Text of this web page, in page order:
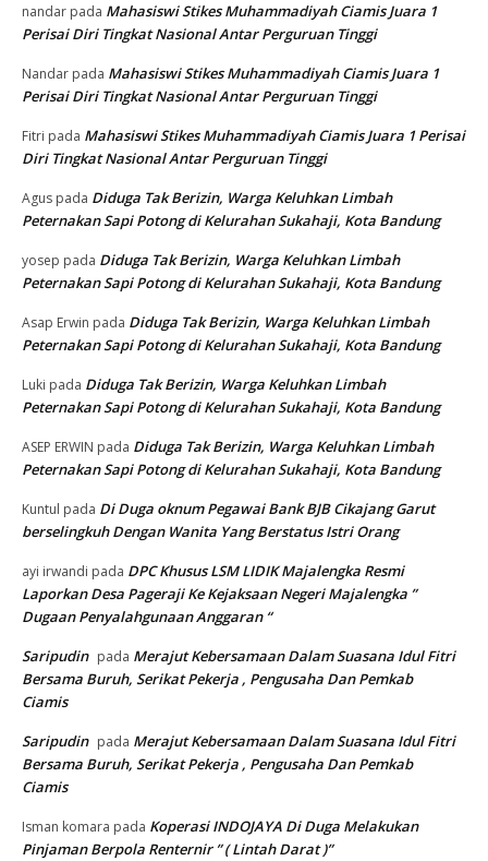
nandar pada Mahasiswi Stikes Muhammadiyah Ciamis Juara 1
Perisai Diri Tingkat Nasional Antar Perguruan Tinggi
Nandar pada Mahasiswi Stikes Muhammadiyah Ciamis Juara 1
Perisai Diri Tingkat Nasional Antar Perguruan Tinggi
Fitri pada Mahasiswi Stikes Muhammadiyah Ciamis Juara 1 Perisai
Diri Tingkat Nasional Antar Perguruan Tinggi
Agus pada Diduga Tak Berizin, Warga Keluhkan Limbah
Peternakan Sapi Potong di Kelurahan Sukahaji, Kota Bandung
yosep pada Diduga Tak Berizin, Warga Keluhkan Limbah
Peternakan Sapi Potong di Kelurahan Sukahaji, Kota Bandung
Asap Erwin pada Diduga Tak Berizin, Warga Keluhkan Limbah
Peternakan Sapi Potong di Kelurahan Sukahaji, Kota Bandung
Luki pada Diduga Tak Berizin, Warga Keluhkan Limbah
Peternakan Sapi Potong di Kelurahan Sukahaji, Kota Bandung
ASEP ERWIN pada Diduga Tak Berizin, Warga Keluhkan Limbah
Peternakan Sapi Potong di Kelurahan Sukahaji, Kota Bandung
Kuntul pada Di Duga oknum Pegawai Bank BJB Cikajang Garut
berselingkuh Dengan Wanita Yang Berstatus Istri Orang
ayi irwandi pada DPC Khusus LSM LIDIK Majalengka Resmi
Laporkan Desa Pageraji Ke Kejaksaan Negeri Majalengka ”
Dugaan Penyalahgunaan Anggaran “
Saripudin pada Merajut Kebersamaan Dalam Suasana Idul Fitri
Bersama Buruh, Serikat Pekerja , Pengusaha Dan Pemkab
Ciamis
Saripudin pada Merajut Kebersamaan Dalam Suasana Idul Fitri
Bersama Buruh, Serikat Pekerja , Pengusaha Dan Pemkab
Ciamis
Isman komara pada Koperasi INDOJAYA Di Duga Melakukan
Pinjaman Berpola Renternir ” ( Lintah Darat )”